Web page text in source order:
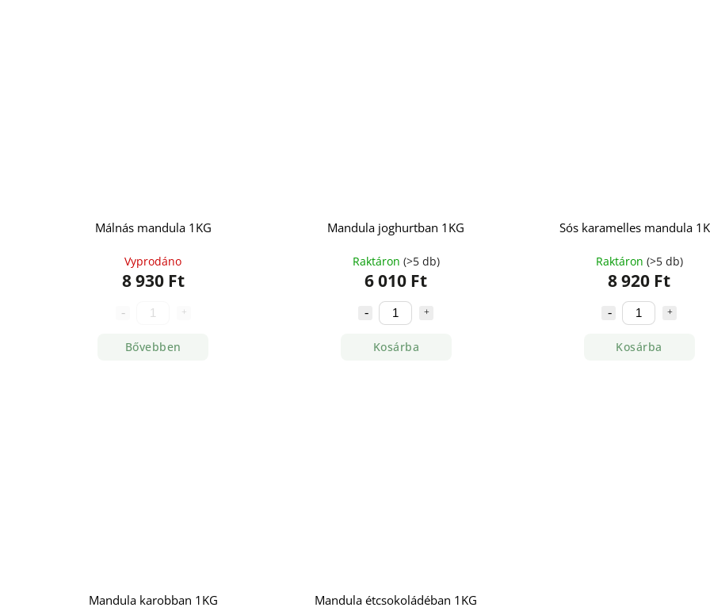
Málnás mandula 1KG
Vyprodáno
8 930 Ft
Bővebben
Mandula joghurtban 1KG
Raktáron (>5 db)
6 010 Ft
Kosárba
Sós karamelles mandula
Raktáron (>5 db)
8 920 Ft
Kosárba
Mandula karobban 1KG Mandula étcsokoládéban 1KG